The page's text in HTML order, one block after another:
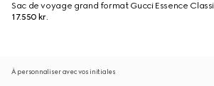
Sac de voyage grand format Gucci Essence
17.550 kr.
À personnaliser avec vos initiales